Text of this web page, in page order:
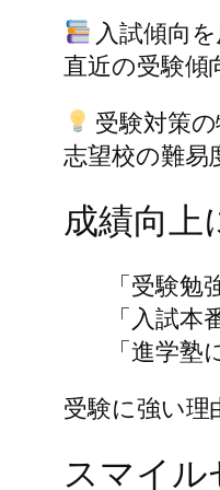
入試傾向
直近の受験傾
受験対策
志望校の難易
成績向上
「受験
「入試
「進学
受験に強い
スマイル